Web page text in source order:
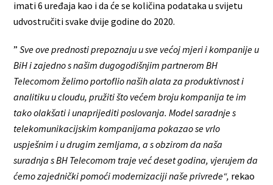
imati 6 uređaja kao i da će se količina podataka u svijetu
udvostručiti svake dvije godine do 2020.
” Sve ove prednosti prepoznaju u sve većoj mjeri i kompanije u
BiH i zajedno s našim dugogodišnjim partnerom BH
Telecomom želimo portoflio naših alata za produktivnost i
analitiku u cloudu, pružiti što većem broju kompanija te im
tako olakšati i unaprijediti poslovanja. Model saradnje s
telekomunikacijskim kompanijama pokazao se vrlo
uspješnim i u drugim zemljama, a s obzirom da naša
suradnja s BH Telecomom traje već deset godina, vjerujem da
ćemo zajednički pomoći modernizaciji naše privrede“, rekao